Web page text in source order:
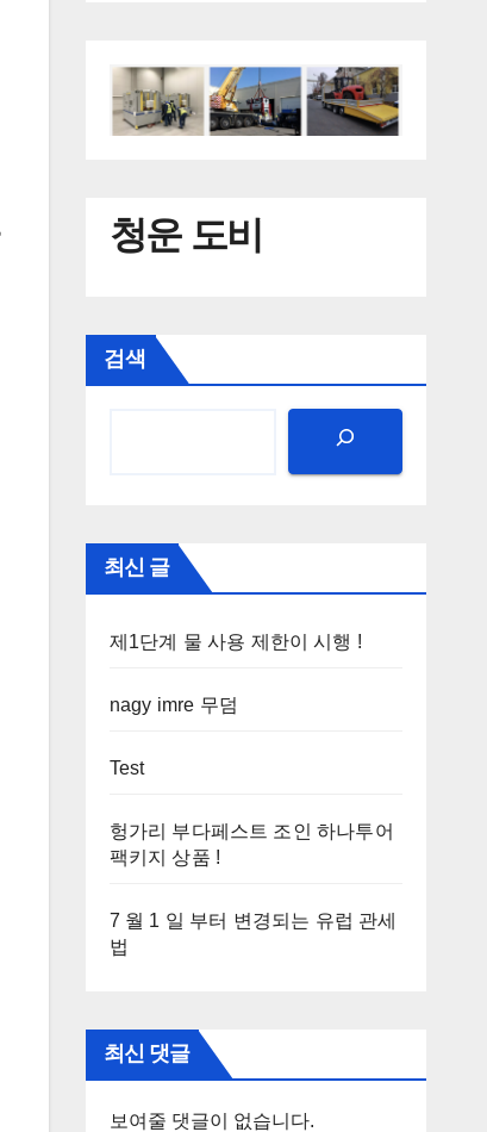
청운 도비
검색
최신 글
제1단계 물 사용 제한이 시행 !
nagy imre 무덤
Test
헝가리 부다페스트 조인 하나투어
팩키지 상품 !
7 월 1 일 부터 변경되는 유럽 관세
법
최신 댓글
보여줄 댓글이 없습니다.